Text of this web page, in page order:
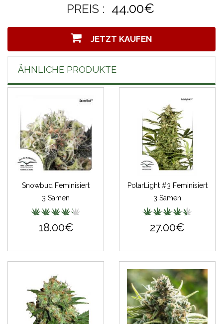
PREIS : 44.00€
JETZT KAUFEN
ÄHNLICHE PRODUKTE
Snowbud Feminisiert
3 Samen
18.00€
PolarLight #3 Feminisiert
3 Samen
27.00€